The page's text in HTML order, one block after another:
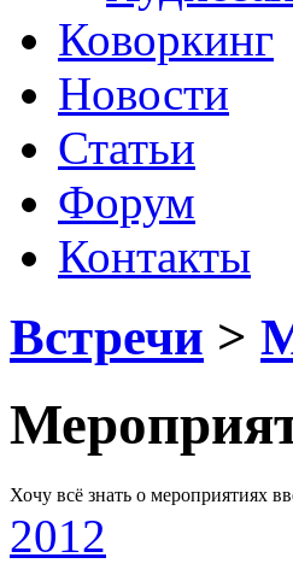
Коворкинг
Новости
Статьи
Форум
Контакты
Встречи >
Хочу всё знать о мероприятиях
2012